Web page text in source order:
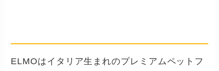
ELMOはイタリア生まれのプレミアムペットフ